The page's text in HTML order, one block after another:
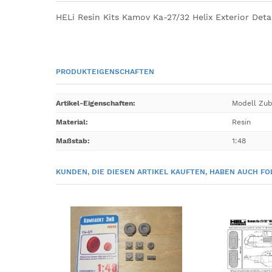
HELi Resin Kits Kamov Ka-27/32 Helix Exterior
PRODUKTEIGENSCHAFTEN
Artikel-Eigenschaften: Modell
Material: Resin
Maßstab: 1:48
KUNDEN, DIE DIESEN ARTIKEL KAUFTEN, HABEN AUCH